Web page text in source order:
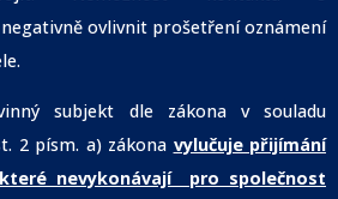
ovlivnit prošetření oznámení
subjekt dle zákona v souladu
2 písm. a) zákona vylučuje přijímání
nevykonávají pro společnost